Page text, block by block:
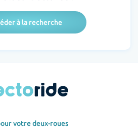
à la recherche
votre deux-roues